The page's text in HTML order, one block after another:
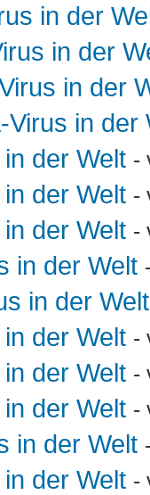
in der
in der
in der
Virus in der
der Welt -
der Welt -
der Welt -
in der Welt
in der Welt
der Welt -
der Welt -
der Welt -
in der Welt
der Welt -